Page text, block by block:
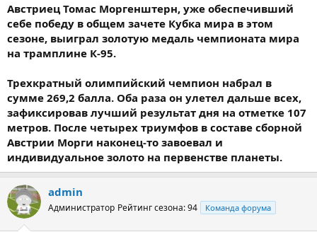
Австриец Томас Моргенштерн, уже обеспечивший
себе победу в общем зачете Кубка мира в этом
сезоне, выиграл золотую медаль чемпионата мира
на трамплине К-95.
Трехкратный олимпийский чемпион набрал в
сумме 269,2 балла. Оба раза он улетел дальше всех,
зафиксировав лучший результат дня на отметке 107
метров. После четырех триумфов в составе сборной
Австрии Морги наконец-то завоевал и
индивидуальное золото на первенстве планеты.
admin
Администратор Рейтинг сезона: 94 Команда форума